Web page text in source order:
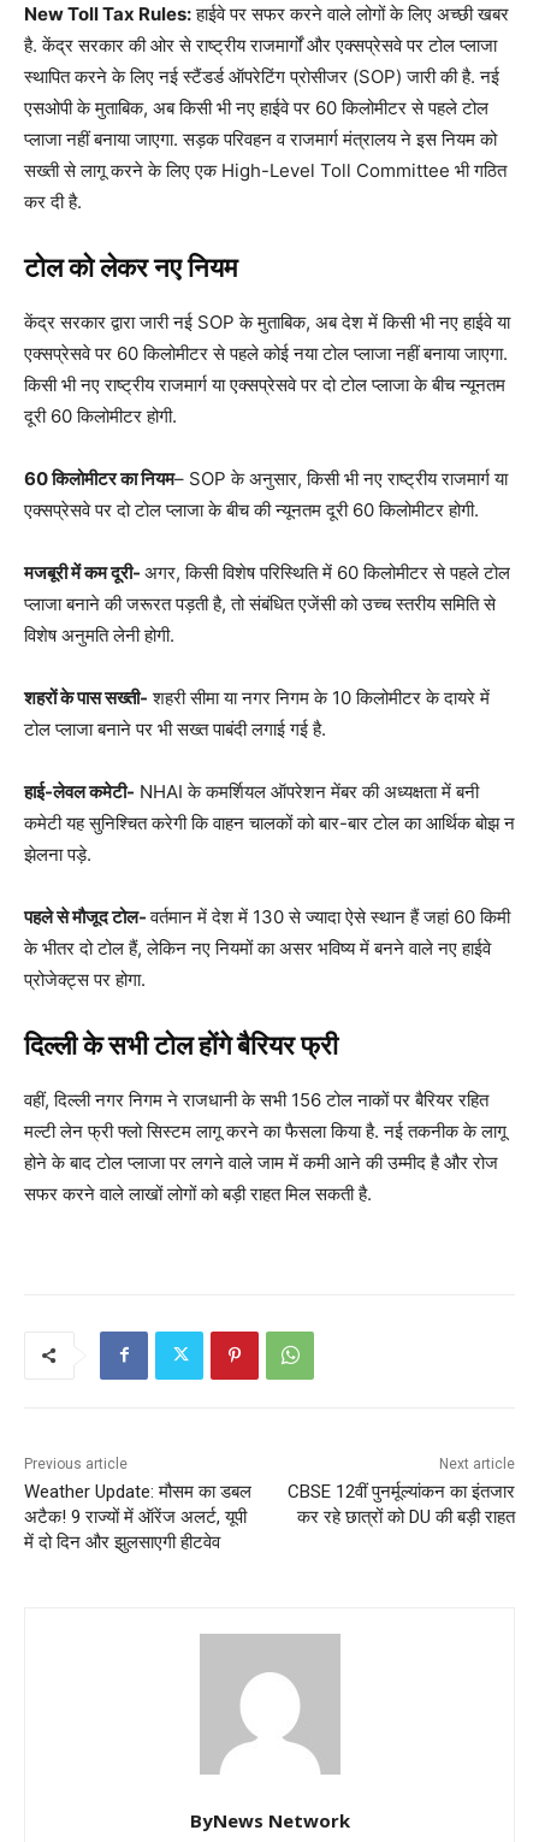
New Toll Tax Rules:हाईवे पर सफर करने वाले लोगों के लिए अच्छी खबर
है. केंद्र सरकार की ओर से राष्ट्रीय राजमार्गों और एक्सप्रेसवे पर टोल प्लाजा
स्थापित करने के लिए नई स्टैंडर्ड ऑपरेटिंग प्रोसीजर (SOP) जारी की है. नई
एसओपी के मुताबिक, अब किसी भी नए हाईवे पर 60 किलोमीटर से पहले टोल
प्लाजा नहीं बनाया जाएगा. सड़क परिवहन व राजमार्ग मंत्रालय ने इस नियम को
सख्ती से लागू करने के लिए एक High-Level Toll Committee भी गठित
कर दी है.
टोल को लेकर नए नियम
केंद्र सरकार द्वारा जारी नई SOP के मुताबिक, अब देश में किसी भी नए हाईवे या
एक्सप्रेसवे पर 60 किलोमीटर से पहले कोई नया टोल प्लाजा नहीं बनाया जाएगा.
किसी भी नए राष्ट्रीय राजमार्ग या एक्सप्रेसवे पर दो टोल प्लाजा के बीच न्यूनतम
दूरी 60 किलोमीटर होगी.
60 किलोमीटर का नियम– SOP के अनुसार, किसी भी नए राष्ट्रीय राजमार्ग या
एक्सप्रेसवे पर दो टोल प्लाजा के बीच की न्यूनतम दूरी 60 किलोमीटर होगी.
मजबूरी में कम दूरी- अगर, किसी विशेष परिस्थिति में 60 किलोमीटर से पहले टोल
प्लाजा बनाने की जरूरत पड़ती है, तो संबंधित एजेंसी को उच्च स्तरीय समिति से
विशेष अनुमति लेनी होगी.
शहरों के पास सख्ती- शहरी सीमा या नगर निगम के 10 किलोमीटर के दायरे में
टोल प्लाजा बनाने पर भी सख्त पाबंदी लगाई गई है.
हाई-लेवल कमेटी- NHAI के कमर्शियल ऑपरेशन मेंबर की अध्यक्षता में बनी
कमेटी यह सुनिश्चित करेगी कि वाहन चालकों को बार-बार टोल का आर्थिक बोझ न
झेलना पड़े.
पहले से मौजूद टोल-वर्तमान में देश में 130 से ज्यादा ऐसे स्थान हैं जहां 60 किमी
के भीतर दो टोल हैं, लेकिन नए नियमों का असर भविष्य में बनने वाले नए हाईवे
प्रोजेक्ट्स पर होगा.
दिल्ली के सभी टोल होंगे बैरियर फ्री
वहीं, दिल्ली नगर निगम ने राजधानी के सभी 156 टोल नाकों पर बैरियर रहित
मल्टी लेन फ्री फ्लो सिस्टम लागू करने का फैसला किया है. नई तकनीक के लागू
होने के बाद टोल प्लाजा पर लगने वाले जाम में कमी आने की उम्मीद है और रोज
सफर करने वाले लाखों लोगों को बड़ी राहत मिल सकती है.
Previous article
Weather Update: मौसम का डबल
अटैक! 9 राज्यों में ऑरेंज अलर्ट, यूपी
में दो दिन और झुलसाएगी हीटवेव
Next article
CBSE 12वीं पुनर्मूल्यांकन का इंतजार
कर रहे छात्रों को DU की बड़ी राहत
ByNews Network